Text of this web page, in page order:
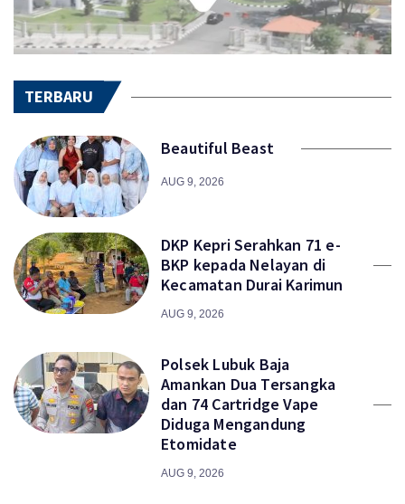
TERBARU
Beautiful Beast
AUG 9, 2026
DKP Kepri Serahkan 71 e-
BKP kepada Nelayan di
Kecamatan Durai Karimun
AUG 9, 2026
Polsek Lubuk Baja
Amankan Dua Tersangka
dan 74 Cartridge Vape
Diduga Mengandung
Etomidate
AUG 9, 2026